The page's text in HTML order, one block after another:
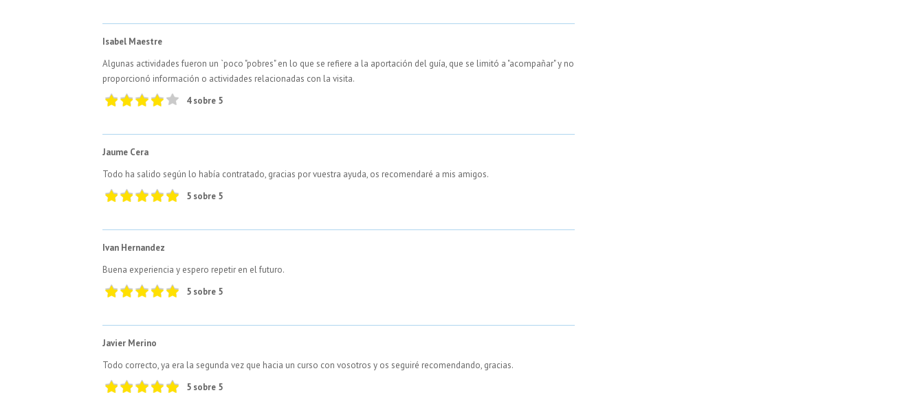
Isabel Maestre
Algunas actividades fueron un `poco "pobres" en lo que se refiere a la aportación del guía, que se limitó a "acompañar" y no
proporcionó información o actividades relacionadas con la visita.
4 sobre 5
Jaume Cera
Todo ha salido según lo había contratado, gracias por vuestra ayuda, os recomendaré a mis amigos.
5 sobre 5
Ivan Hernandez
Buena experiencia y espero repetir en el futuro.
5 sobre 5
Javier Merino
Todo correcto, ya era la segunda vez que hacia un curso con vosotros y os seguiré recomendando, gracias.
5 sobre 5